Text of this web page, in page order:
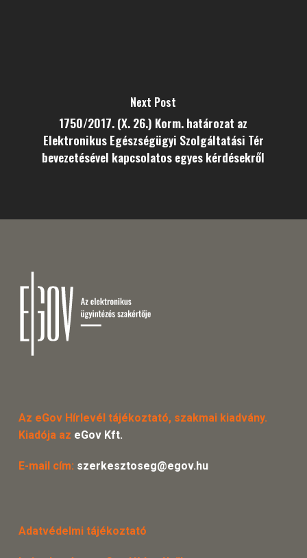
Next Post
1750/2017. (X. 26.) Korm. határozat az
Elektronikus Egészségügyi Szolgáltatási Tér
bevezetésével kapcsolatos egyes kérdésekről
Az eGov Hírlevél tájékoztató, szakmai kiadvány.
Kiadója az eGov Kft.
E-mail cím: szerkesztoseg@egov.hu
Adatvédelmi tájékoztató